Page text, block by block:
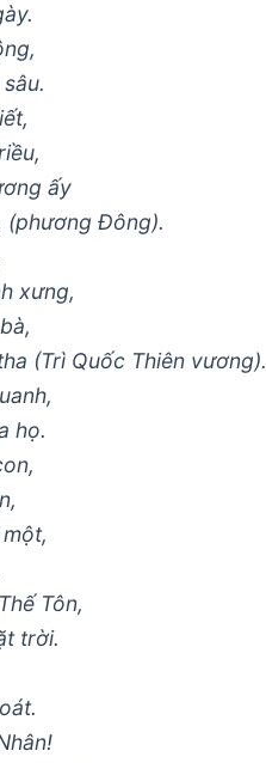
ấy
(phương Đông).
xưng,
(Trì Quốc Thiên vương).
họ.
Tôn,
trời.